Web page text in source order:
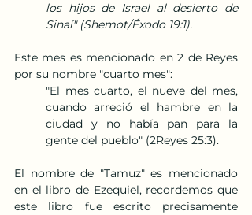
los hijos de Israel al desierto de
Sinaí" (Shemot/Éxodo 19:1).
Este mes es mencionado en 2 de Reyes
por su nombre "cuarto mes":
"El mes cuarto, el nueve del mes,
cuando arreció el hambre en la
ciudad y no había pan para la
gente del pueblo" (2Reyes 25:3).
El nombre de "Tamuz" es mencionado
en el libro de Ezequiel, recordemos que
este libro fue escrito precisamente